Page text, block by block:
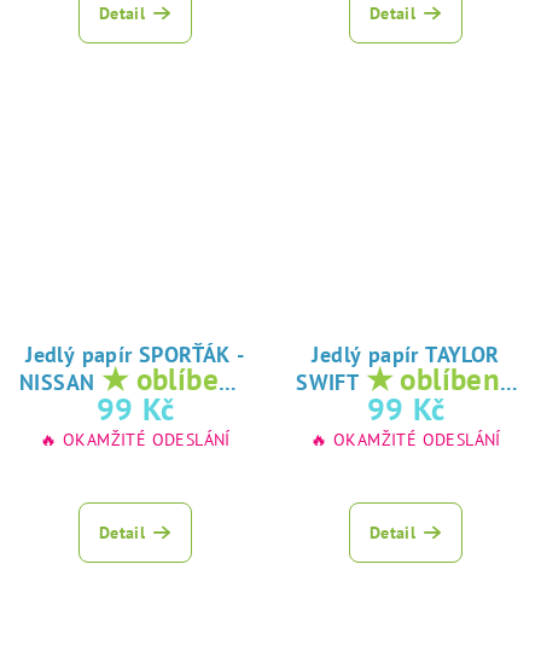
Detail Detail
Jedlý papír SPORŤÁK -
NISSAN ★ oblíbený
tisk na jedlý
papír
99 Kč
🔥 OKAMŽITÉ ODESLÁNÍ
Detail
Jedlý papír TAYLOR
SWIFT ★ oblíbený
tisk na jedlý
papír
99 Kč
🔥 OKAMŽITÉ ODESLÁNÍ
Detail